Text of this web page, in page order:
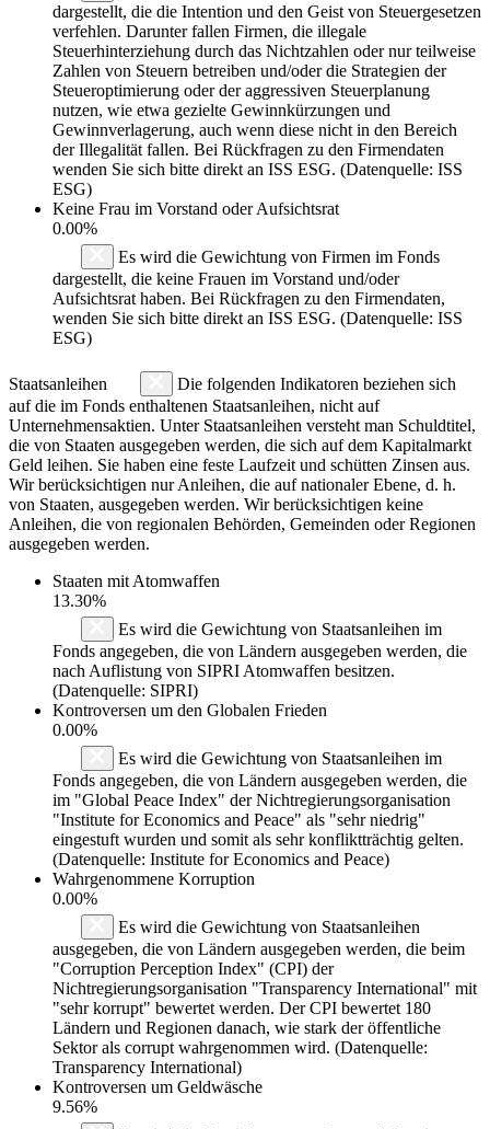
dargestellt, die die Intention und den Geist von Steuergesetzen
verfehlen. Darunter fallen Firmen, die illegale
Steuerhinterziehung durch das Nichtzahlen oder nur teilweise
Zahlen von Steuern betreiben und/oder die Strategien der
Steueroptimierung oder der aggressiven Steuerplanung
nutzen, wie etwa gezielte Gewinnkürzungen und
Gewinnverlagerung, auch wenn diese nicht in den Bereich
der Illegalität fallen. Bei Rückfragen zu den Firmendaten
wenden Sie sich bitte direkt an ISS ESG. (Datenquelle: ISS
ESG)
Keine Frau im Vorstand oder Aufsichtsrat
0.00%
Es wird die Gewichtung von Firmen im Fonds
dargestellt, die keine Frauen im Vorstand und/oder
Aufsichtsrat haben. Bei Rückfragen zu den Firmendaten,
wenden Sie sich bitte direkt an ISS ESG. (Datenquelle: ISS
ESG)
Staatsanleihen
Die folgenden Indikatoren beziehen sich
auf die im Fonds enthaltenen Staatsanleihen, nicht auf
Unternehmensaktien. Unter Staatsanleihen versteht man Schuldtitel,
die von Staaten ausgegeben werden, die sich auf dem Kapitalmarkt
Geld leihen. Sie haben eine feste Laufzeit und schütten Zinsen aus.
Wir berücksichtigen nur Anleihen, die auf nationaler Ebene, d. h.
von Staaten, ausgegeben werden. Wir berücksichtigen keine
Anleihen, die von regionalen Behörden, Gemeinden oder Regionen
ausgegeben werden.
Staaten mit Atomwaffen
13.30%
Es wird die Gewichtung von Staatsanleihen im
Fonds angegeben, die von Ländern ausgegeben werden, die
nach Auflistung von SIPRI Atomwaffen besitzen.
(Datenquelle: SIPRI)
Kontroversen um den Globalen Frieden
0.00%
Es wird die Gewichtung von Staatsanleihen im
Fonds angegeben, die von Ländern ausgegeben werden, die
im "Global Peace Index" der Nichtregierungsorganisation
"Institute for Economics and Peace" als "sehr niedrig"
eingestuft wurden und somit als sehr konfliktträchtig gelten.
(Datenquelle: Institute for Economics and Peace)
Wahrgenommene Korruption
0.00%
Es wird die Gewichtung von Staatsanleihen
ausgegeben, die von Ländern ausgegeben werden, die beim
"Corruption Perception Index" (CPI) der
Nichtregierungsorganisation "Transparency International" mit
"sehr korrupt" bewertet werden. Der CPI bewertet 180
Ländern und Regionen danach, wie stark der öffentliche
Sektor als corrupt wahrgenommen wird. (Datenquelle:
Transparency International)
Kontroversen um Geldwäsche
9.56%